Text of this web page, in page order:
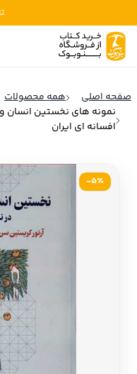
ادبیات
روانشناسی
نشریات
صفحه اصلی همه محصولات
نمونه های نخستین انسان
افسانه ای ایران
5٪-